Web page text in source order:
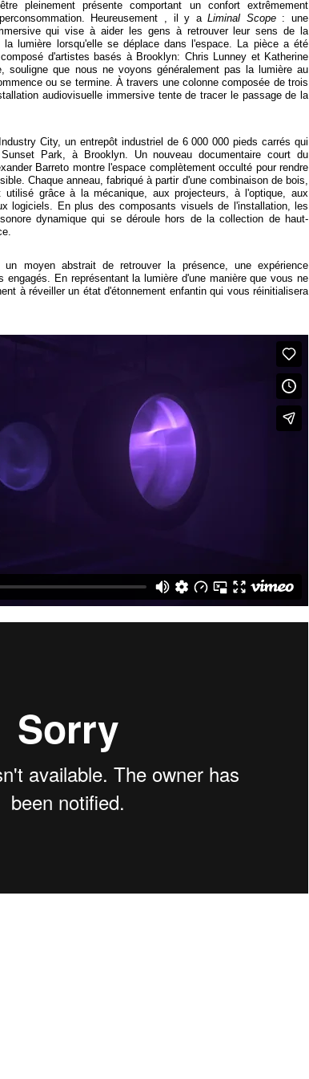
pleinement présente comportant un confort extrêmement
Heureusement , il y aLiminal Scope: une
qui vise à aider les gens à retrouver leur sens de la
lumière lorsqu'elle se déplace dans l'espace. La pièce a été
d'artistes basés à Brooklyn: Chris Lunney et Katherine
souligne que nous ne voyons généralement pas la lumière au
ou se termine. À travers une colonne composée de trois
audiovisuelle immersive tente de tracer le passage de la
City, un entrepôt industriel de 6 000 000 pieds carrés qui
Park, à Brooklyn. Un nouveau documentaire court du
Barreto montre l'espace complètement occulté pour rendre
Chaque anneau, fabriqué à partir d'une combinaison de bois,
grâce à la mécanique, aux projecteurs, à l'optique, aux
logiciels. En plus des composants visuels de l'installation, les
dynamique qui se déroule hors de la collection de haut-
moyen abstrait de retrouver la présence, une expérience
En représentant la lumière d'une manière que vous ne
à réveiller un état d'étonnement enfantin qui vous réinitialisera